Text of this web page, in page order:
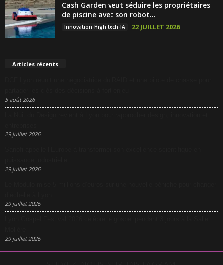
Cash Garden veut séduire les propriétaires
de piscine avec son robot...
Innovation-High tech-IA 22 JUILLET 2026
Articles récents
5 août 2026
29 juillet 2026
29 juillet 2026
29 juillet 2026
29 juillet 2026